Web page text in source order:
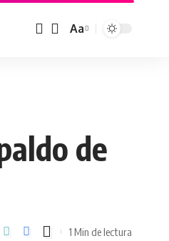
Cambiar
Aa
de
1 Min de lectura